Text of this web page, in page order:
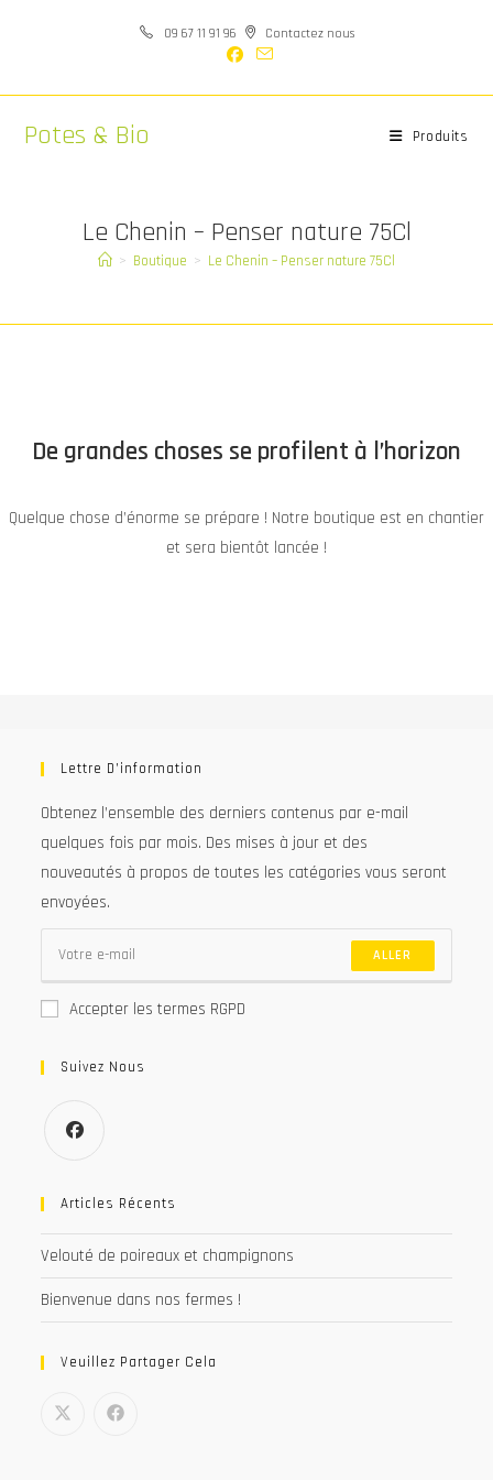
09 67 11 91 96 Contactez nous
Potes & Bio Produits
Le Chenin – Penser nature 75Cl
> Boutique > Le Chenin – Penser nature 75Cl
De grandes choses se profilent à l’horizon
Quelque chose d’énorme se prépare ! Notre boutique est en chantier
et sera bientôt lancée !
Lettre D’information
Obtenez l’ensemble des derniers contenus par e-mail
quelques fois par mois. Des mises à jour et des
nouveautés à propos de toutes les catégories vous seront
envoyées.
ALLER
Accepter les termes RGPD
Suivez Nous
dans
nouvel
onglet
Articles Récents
Velouté de poireaux et champignons
Bienvenue dans nos fermes !
Veuillez Partager Cela